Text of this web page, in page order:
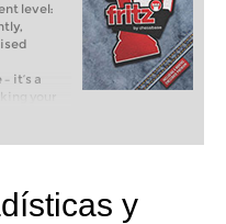
level:
it’s a
your
already
you can
with a
y